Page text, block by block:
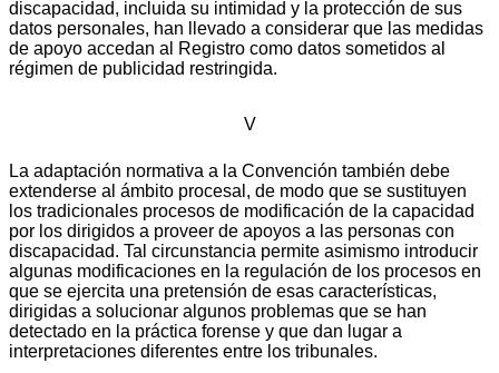
discapacidad, incluida su intimidad y la protección de sus
datos personales, han llevado a considerar que las medidas
de apoyo accedan al Registro como datos sometidos al
régimen de publicidad restringida.
V
La adaptación normativa a la Convención también debe
extenderse al ámbito procesal, de modo que se sustituyen
los tradicionales procesos de modificación de la capacidad
por los dirigidos a proveer de apoyos a las personas con
discapacidad. Tal circunstancia permite asimismo introducir
algunas modificaciones en la regulación de los procesos en
que se ejercita una pretensión de esas características,
dirigidas a solucionar algunos problemas que se han
detectado en la práctica forense y que dan lugar a
interpretaciones diferentes entre los tribunales.